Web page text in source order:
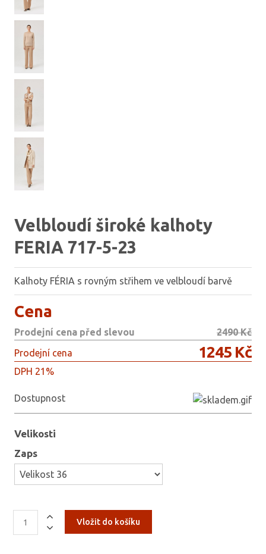
Velbloudí široké kalhoty
FERIA 717-5-23
Kalhoty FÉRIA s rovným střihem ve velbloudí barvě
Cena
Prodejní cena před slevou
2490 Kč
Prodejní cena
1245 Kč
DPH 21%
Dostupnost
Velikosti
Zaps